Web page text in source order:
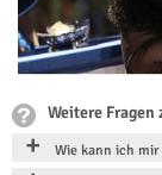
Weitere Fragen
Wie kann ich